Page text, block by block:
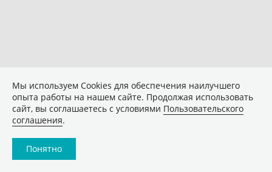
Мы используем Сookies для обеспечения наилучшего
опыта работы на нашем сайте. Продолжая использовать
сайт, вы соглашаетесь с условиями Пользовательского
соглашения.
Понятно